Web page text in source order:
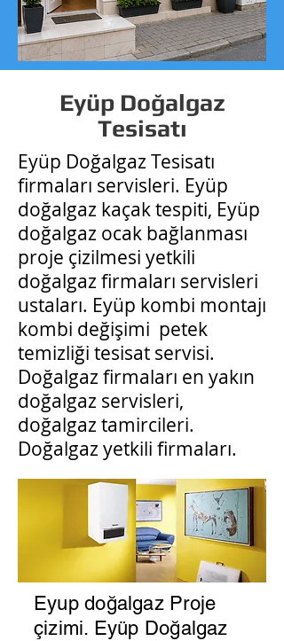
Eyüp Doğalgaz
Tesisatı
Eyüp Doğalgaz Tesisatı
firmaları servisleri. Eyüp
doğalgaz kaçak tespiti, Eyüp
doğalgaz ocak bağlanması
proje çizilmesi yetkili
doğalgaz firmaları servisleri
ustaları. Eyüp kombi montajı
kombi değişimi petek
temizliği tesisat servisi.
Doğalgaz firmaları en yakın
doğalgaz servisleri,
doğalgaz tamircileri.
Doğalgaz yetkili firmaları.
Eyup doğalgaz Proje
çizimi. Eyüp Doğalgaz